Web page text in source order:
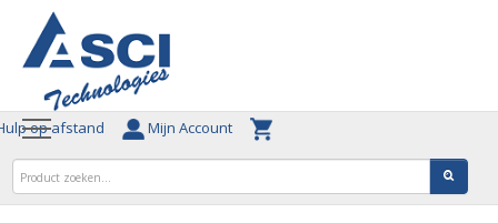
op afstand Mijn Account